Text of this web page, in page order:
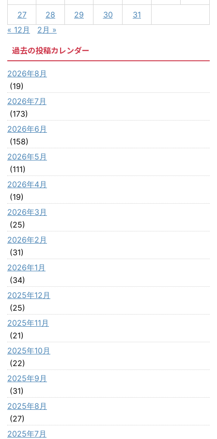
27 28 29 30
31
« 12月
2月 »
過去の投稿カレンダー
2026年8月
(19)
2026年7月
(173)
2026年6月
(158)
2026年5月
(111)
2026年4月
(19)
2026年3月
(25)
2026年2月
(31)
2026年1月
(34)
2025年12月
(25)
2025年11月
(21)
2025年10月
(22)
2025年9月
(31)
2025年8月
(27)
2025年7月